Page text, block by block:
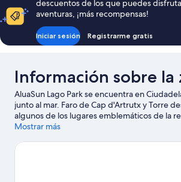
descuentos de los que puedes
aventuras, ¡más recompensas!
Iniciar sesión Registrarme gratis
Información sobre la
AluaSun Lago Park se encuentra en
junto al mar. Faro de Cap d'Artrutx y Torre
algunos de los lugares emblemáticos de la
natural puedes admirar en Cala Bosch y
Aquarock o a Líthica - Canteras de s´Hostal.
Mostrar más